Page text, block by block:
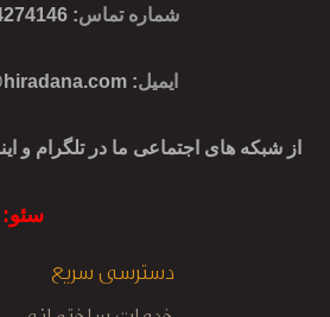
شماره تماس: 02144274146
ایمیل:
از شبکه های اجتماعی ما در تلگرام و
سئو:
دسترسی سریع